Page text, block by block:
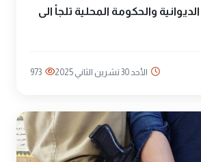
والحكومة المحلية تلجأ الى
الأحد 30 تشرين الثاني 2025 973